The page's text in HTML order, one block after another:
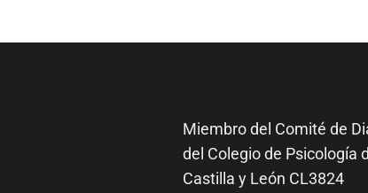
Miembro del Comité de
del Colegio de Psicología
Castilla y León CL3824